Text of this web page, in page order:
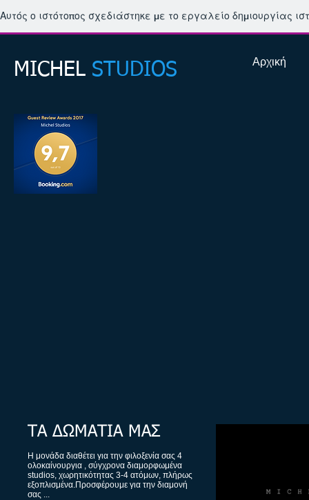
Αυτός ο ιστότοπος σχεδιάστηκε με το εργαλείο δημιουργίας
MICHEL​ STUDIOS Αρχική
ΤΑ ΔΩΜΑΤΙΑ ΜΑΣ
Η μονάδα διαθέτει για την φιλοξενία σας 4
ολοκαίνουργια , σύγχρονα διαμορφωμένα
studios, χωρητικότητας 3-4 ατόμων, πλήρως
εξοπλισμένα.Προσφέρουμε για την διαμονή
σας ...